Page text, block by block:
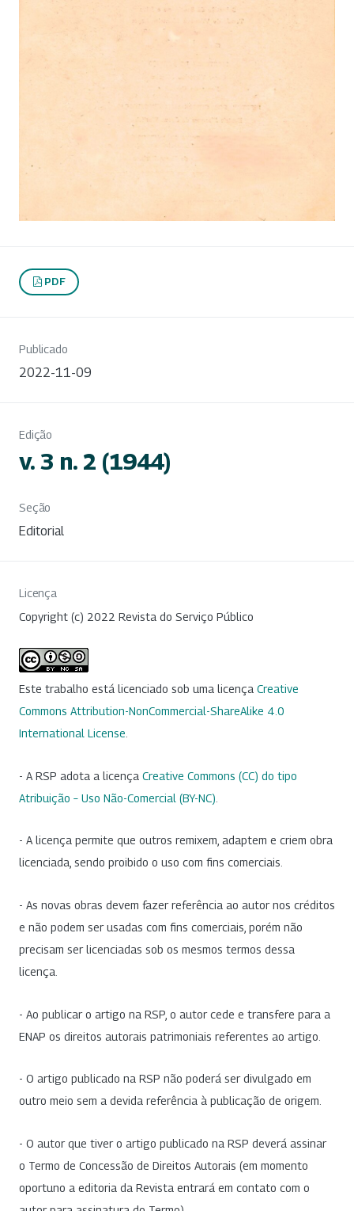
PDF
Publicado
2022-11-09
Edição
v. 3 n. 2 (1944)
Seção
Editorial
Licença
Copyright (c) 2022 Revista do Serviço Público
Este trabalho está licenciado sob uma licença Creative
Commons Attribution-NonCommercial-ShareAlike 4.0
International License
- A RSP adota a licença Creative Commons (CC) do tipo
Atribuição – Uso Não-Comercial (BY-NC)
- A licença permite que outros remixem, adaptem e criem obra
licenciada, sendo proibido o uso com fins comerciais.
- As novas obras devem fazer referência ao autor nos créditos
e não podem ser usadas com fins comerciais, porém não
precisam ser licenciadas sob os mesmos termos dessa
licença.
- Ao publicar o artigo na RSP, o autor cede e transfere para a
ENAP os direitos autorais patrimoniais referentes ao artigo.
- O artigo publicado na RSP não poderá ser divulgado em
outro meio sem a devida referência à publicação de origem.
- O autor que tiver o artigo publicado na RSP deverá assinar
o Termo de Concessão de Direitos Autorais (em momento
oportuno a editoria da Revista entrará em contato com o